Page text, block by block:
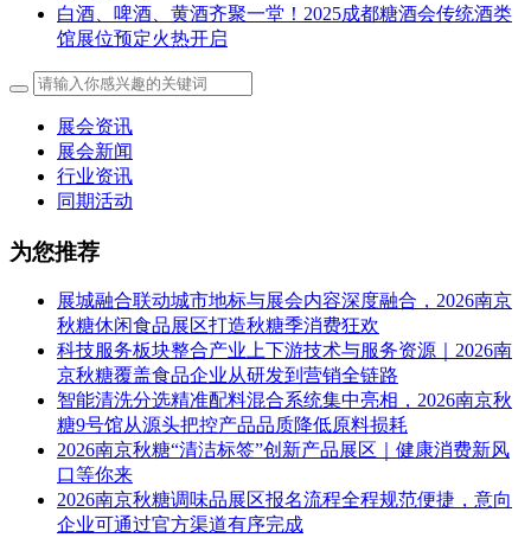
白酒、啤酒、黄酒齐聚一堂！2025成都糖酒会传统酒类
馆展位预定火热开启
展会资讯
展会新闻
行业资讯
同期活动
为您推荐
展城融合联动城市地标与展会内容深度融合，2026南京
秋糖休闲食品展区打造秋糖季消费狂欢
科技服务板块整合产业上下游技术与服务资源｜2026南
京秋糖覆盖食品企业从研发到营销全链路
智能清洗分选精准配料混合系统集中亮相，2026南京秋
糖9号馆从源头把控产品品质降低原料损耗
2026南京秋糖“清洁标签”创新产品展区｜健康消费新风
口等你来
2026南京秋糖调味品展区报名流程全程规范便捷，意向
企业可通过官方渠道有序完成